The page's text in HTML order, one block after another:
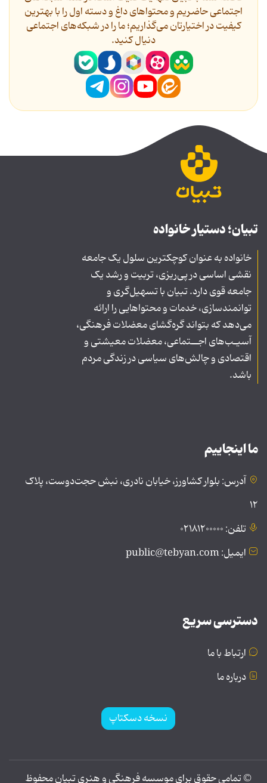
اجتماعی حاضریم و محتواهای داغ و دسته اول را با بهترین
کیفیت در اختیارتان می‌گذاریم؛ ما را در شبکه‌های اجتماعی
دنیال کنید.
تبیان؛ دستیار خانواده
خانواده به عنوان کوچکترین سلول یک جامعه
نقشی اساسی در پی‌ریزی، تربیت و رشد یک
جامعه قوی دارد. تبیان با تسهیل‌گری و
توانمندسازی، خدمات و محتواهایی را ارائه
می‌دهد که بتواند گره‌گشای معضلات فرهنگی،
آسیـب‌های اجــتماعی، معضلات معیشتی و
اقتصادی و چالش‌های سیاسی در زندگی مردم
باشد.
ما اینجاییم
آدرس: بلوار کشاورز، خیابان نادری، نبش حجت‌دوست، پلاک
۱۲
تلفن: ۰۲۱۸۱۲۰۰۰۰۰
ایمیل: public@tebyan.com
دسترسی سریع
ارتباط با ما
درباره ما
نسخه دسکتاپ
© تمامی حقوق برای موسسه فرهنگی و هنری تبیان محفوظ